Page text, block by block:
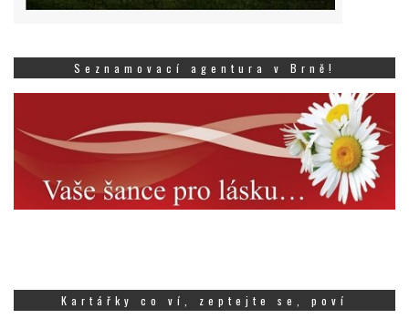
Seznamovací agentura v Brně!
Kartářky co ví, zeptejte se, poví